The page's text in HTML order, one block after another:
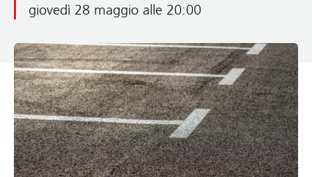
giovedì 28 maggio alle 20:00